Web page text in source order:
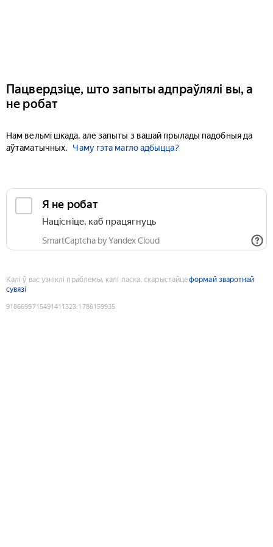
Пацвердзіце, што запыты адпраўлялі вы, а
не робат
Нам вельмі шкада, але запыты з вашай прылады падобныя да
аўтаматычных.
Чаму гэта магло адбыцца?
Я не робат
Націсніце, каб працягнуць
SmartCaptcha by Yandex Cloud
Калі ў вас узніклі праблемы, калі ласка, скарыстайцеформай зваротнай
сувязі
9186699715491411323:1786159935